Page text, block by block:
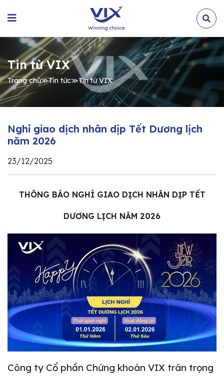
Tin từ VIX
Trang chủ≫Tin tức≫Tin từ VIX
Nghỉ giao dịch nhân dịp Tết Dương lịch
năm 2026
23/12/2025
THÔNG BÁO NGHỈ GIAO DỊCH NHÂN DỊP TẾT
DƯƠNG LỊCH NĂM 2026
Công ty Cổ phần Chứng khoán VIX trân trọng